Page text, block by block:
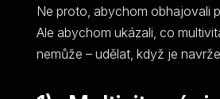
Ne proto, abychom obhajovali
Ale abychom ukázali, co
nemůže – udělat, když je